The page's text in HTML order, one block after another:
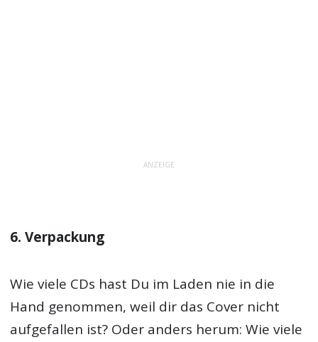
ANZEIGE
6. Verpackung
Wie viele CDs hast Du im Laden nie in die
Hand genommen, weil dir das Cover nicht
aufgefallen ist? Oder anders herum: Wie viele